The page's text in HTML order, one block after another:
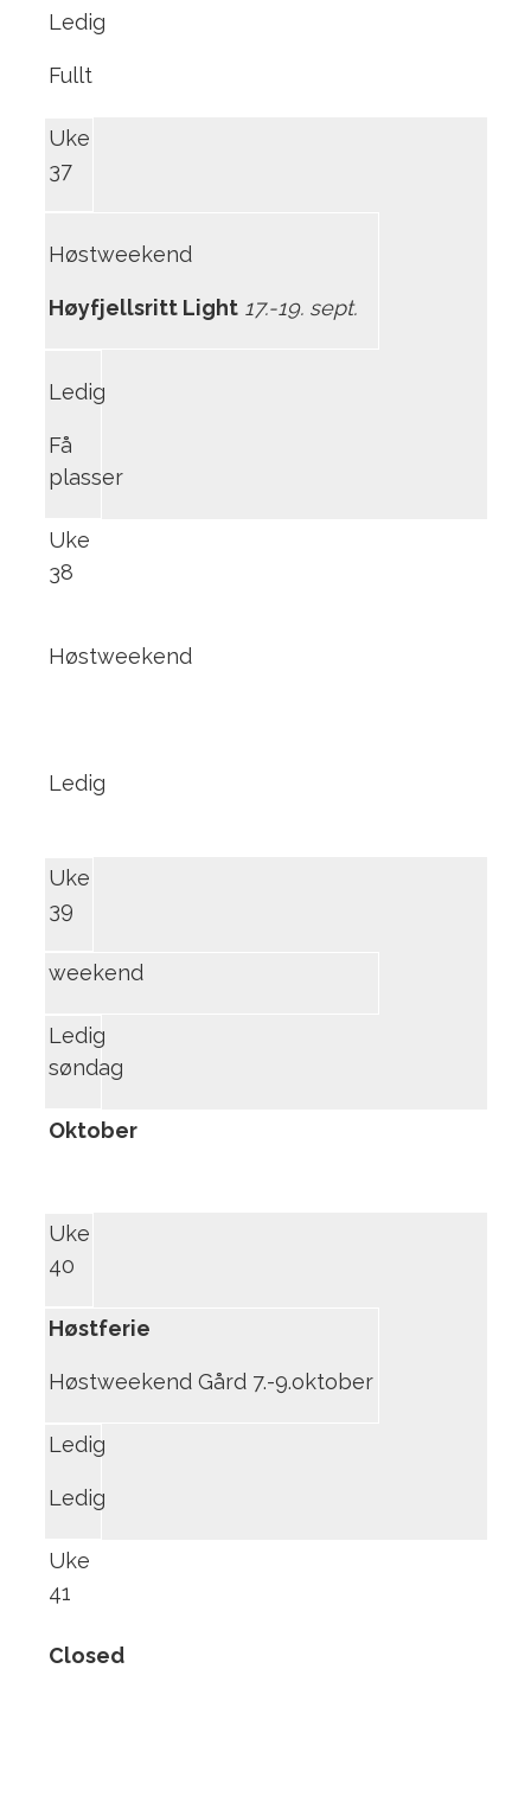
Ledig
Fullt
Uke
37
Høstweekend
Høyfjellsritt Light 17.-19. sept.
Ledig
Få
plasser
Uke
38
Høstweekend
Ledig
Uke
39
weekend
Ledig
søndag
Oktober
Uke
40
Høstferie
Høstweekend Gård 7.-9.oktober
Ledig
Ledig
Uke
41
Closed